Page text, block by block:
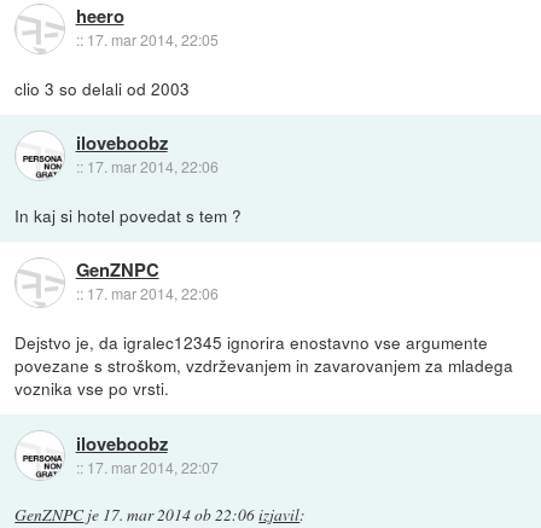
heero
:: 17. mar 2014, 22:05
clio 3 so delali od 2003
iloveboobz
:: 17. mar 2014, 22:06
In kaj si hotel povedat s tem ?
GenZNPC
:: 17. mar 2014, 22:06
Dejstvo je, da igralec12345 ignorira enostavno vse argumente
povezane s stroškom, vzdrževanjem in zavarovanjem za mladega
voznika vse po vrsti.
iloveboobz
:: 17. mar 2014, 22:07
GenZNPCje 17. mar 2014 ob 22:06izjavil: